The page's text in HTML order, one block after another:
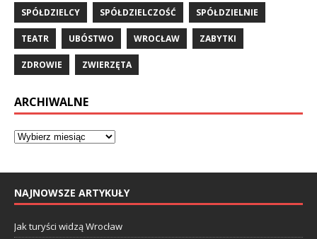
SPÓŁDZIELCY SPÓŁDZIELCZOŚĆ SPÓŁDZIELNIE
TEATR UBÓSTWO WROCŁAW ZABYTKI
ZDROWIE ZWIERZĘTA
ARCHIWALNE
NAJNOWSZE ARTYKUŁY
Jak turyści widzą Wrocław